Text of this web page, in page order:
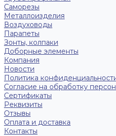
Саморезы
Металлоизделия
Воздуховоды
Парапеты
Зонты, колпаки
Доборные элементы
Компания
Новости
Политика
Согласие на обработку
Сертификаты
Реквизиты
Отзывы
Оплата и доставка
Контакты